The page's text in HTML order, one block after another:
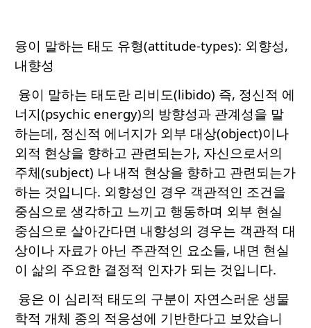
융이 말하는 태도 유형(attitude-types): 외향성,
내향성
융이 말하는 태도란 리비도(libido) 즉, 정신적 에
너지(psychic energy)의 방향성과 관계성을 말
하는데, 정신적 에너지가 외부 대상(object)이나
외적 현상을 향하고 관련되는가, 자신으로서의
주체(subject) 나 내적 현상을 향하고 관련되는가
하는 것입니다. 외향성인 경우 객관적인 조건을
중심으로 생각하고 느끼고 행동하며 외부 현실
중심으로 살아간다면 내향성의 경우는 객관적 대
상이나 자료가 아닌 주관적인 요소들, 내면 현실
이 삶의 주요한 결정적 인자가 되는 것입니다.
융은 이 심리적 태도의 구분이 자연스러운 생물
학적 개체 종의 적응성에 기반한다고 보았습니